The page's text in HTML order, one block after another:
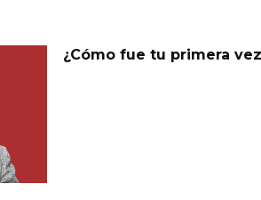
¿Cómo fue tu primera